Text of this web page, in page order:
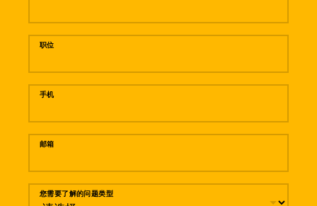
职位
手机
邮箱
您需要了解的问题类型